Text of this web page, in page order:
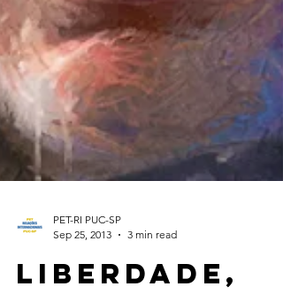
Sep 25, 2013
3 min read